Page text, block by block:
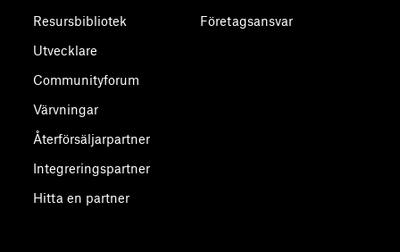
Resursbibliotek
Utvecklare
Communityforum
Värvningar
Återförsäljarpartner
Integreringspartner
Hitta en partner
Företagsansvar